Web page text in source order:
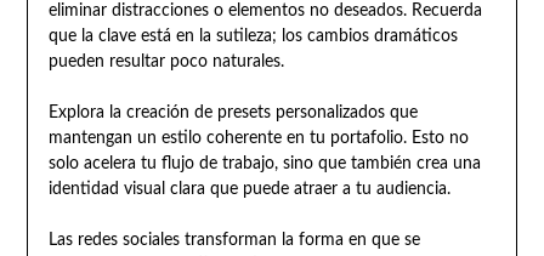
eliminar distracciones o elementos no deseados. Recuerda
que la clave está en la sutileza; los cambios dramáticos
pueden resultar poco naturales.
Explora la creación de presets personalizados que
mantengan un estilo coherente en tu portafolio. Esto no
solo acelera tu flujo de trabajo, sino que también crea una
identidad visual clara que puede atraer a tu audiencia.
Las redes sociales transforman la forma en que se